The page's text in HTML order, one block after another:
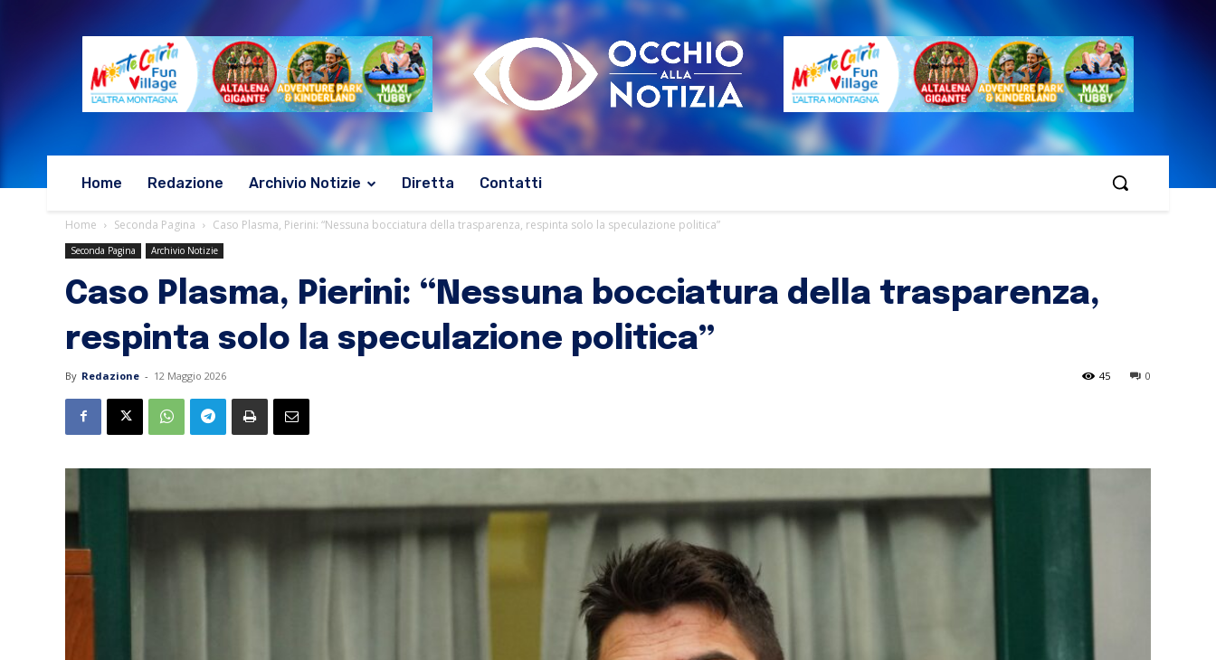
Home Redazione Archivio Notizie Diretta Contatti
Home Seconda Pagina Caso Plasma, Pierini: “Nessuna bocciatura della trasparenza, respinta solo la speculazione politica”
Seconda Pagina Archivio Notizie
Caso Plasma, Pierini: “Nessuna bocciatura della trasparenza,
respinta solo la speculazione politica”
By Redazione - 12 Maggio 2026 0
45